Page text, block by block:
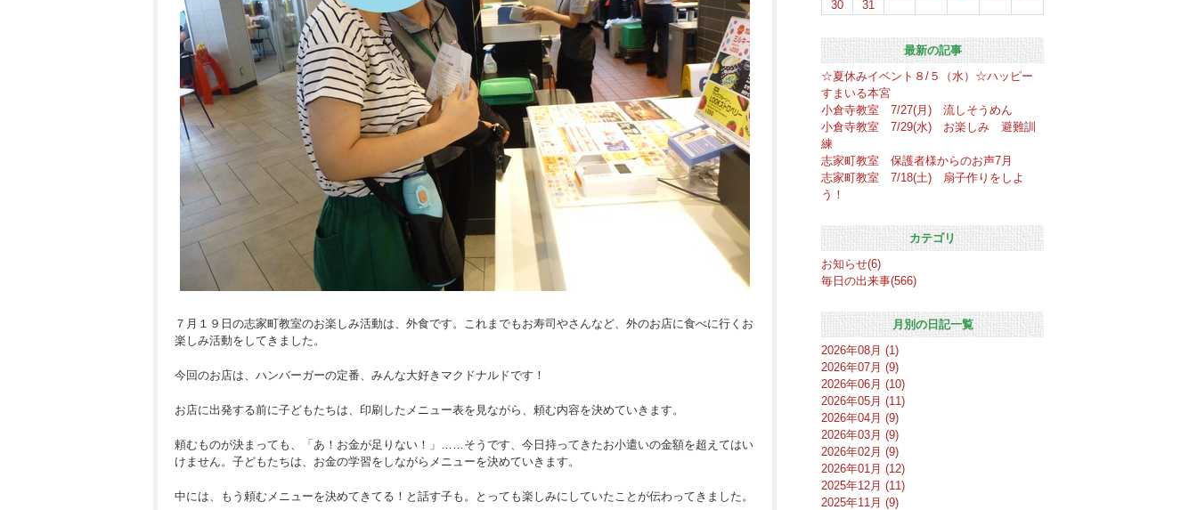
７月１９日の志家町教室のお楽しみ活動は、外食です。これまでもお寿司やさんなど、外のお店に食べに行くお
楽しみ活動をしてきました。
今回のお店は、ハンバーガーの定番、みんな大好きマクドナルドです！
お店に出発する前に子どもたちは、印刷したメニュー表を見ながら、頼む内容を決めていきます。
頼むものが決まっても、「あ！お金が足りない！」……そうです、今日持ってきたお小遣いの金額を超えてはい
けません。子どもたちは、お金の学習をしながらメニューを決めていきます。
中には、もう頼むメニューを決めてきてる！と話す子も。とっても楽しみにしていたことが伝わってきました。
30
31
最新の記事
☆夏休みイベント８/５（水）☆ハッピー
すまいる本宮
小倉寺教室 7/27(月) 流しそうめん
小倉寺教室 7/29(水) お楽しみ 避難訓
練
志家町教室 保護者様からのお声7月
志家町教室 7/18(土) 扇子作りをしよ
う！
カテゴリ
お知らせ(6)
毎日の出来事(566)
月別の日記一覧
2026年08月 (1)
2026年07月 (9)
2026年06月 (10)
2026年05月 (11)
2026年04月 (9)
2026年03月 (9)
2026年02月 (9)
2026年01月 (12)
2025年12月 (11)
2025年11月 (9)